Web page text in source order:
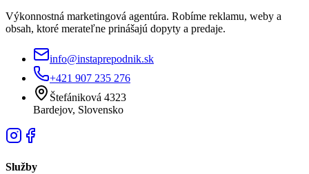
Výkonnostná marketingová agentúra. Robíme reklamu, weby a
obsah, ktoré merateľne prinášajú dopyty a predaje.
info@instaprepodnik.sk
+421 907 235 276
Štefániková 4323
Bardejov, Slovensko
Služby